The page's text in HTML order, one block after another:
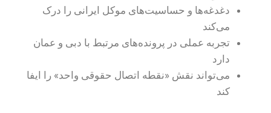
دغدغه‌ها و حساسیت‌های موکل ایرانی را درک
می‌کند
تجربه عملی در پرونده‌های مرتبط با دبی و عمان
دارد
می‌تواند نقش «نقطه اتصال حقوقی واحد» را ایفا
کند